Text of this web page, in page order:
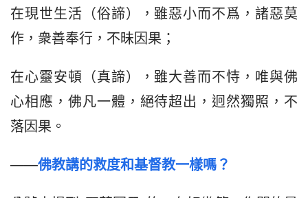
在現世生活（俗諦），雖惡小而不爲，諸惡莫
作，衆善奉行，不昧因果；
在心靈安頓（真諦），雖大善而不恃，唯與佛
心相應，佛凡一體，絕待超出，迥然獨照，不
落因果。
——佛教講的救度和基督教一樣嗎？